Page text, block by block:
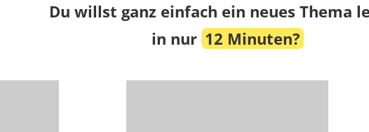
Du willst ganz einfach ein neues Thema
in nur 12 Minuten?